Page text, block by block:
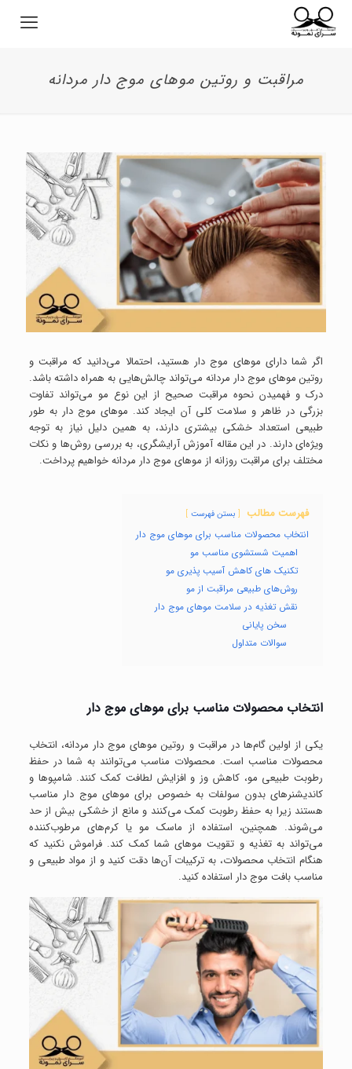
مراقبت و روتین موهای موج دار مردانه
اگر شما دارای موهای موج دار هستید، احتمالا می‌دانید که مراقبت و
روتین موهای موج دار مردانه می‌تواند چالش‌هایی به همراه داشته باشد.
درک و فهمیدن نحوه مراقبت صحیح از این نوع مو می‌تواند تفاوت
بزرگی در ظاهر و سلامت کلی آن ایجاد کند. موهای موج دار به طور
طبیعی استعداد خشکی بیشتری دارند، به همین دلیل نیاز به توجه
ویژه‌ای دارند. در این مقاله آموزش آرایشگری، به بررسی روش‌ها و نکات
مختلف برای مراقبت روزانه از موهای موج دار مردانه خواهیم پرداخت.
فهرست مطالب بستن فهرست
انتخاب محصولات مناسب برای موهای موج دار
اهمیت شستشوی مناسب مو
تکنیک‌ های کاهش آسیب‌ پذیری مو
روش‌های طبیعی مراقبت از مو
نقش تغذیه در سلامت موهای موج دار
سخن پایانی
سوالات متداول
انتخاب محصولات مناسب برای موهای موج دار
یکی از اولین گام‌ها در مراقبت و روتین موهای موج دار مردانه، انتخاب
محصولات مناسب است. محصولات مناسب می‌توانند به شما در حفظ
رطوبت طبیعی مو، کاهش وز و افزایش لطافت کمک کنند. شامپوها و
کاندیشنرهای بدون سولفات به خصوص برای موهای موج دار مناسب
هستند زیرا به حفظ رطوبت کمک می‌کنند و مانع از خشکی بیش از حد
می‌شوند. همچنین، استفاده از ماسک مو یا کرم‌های مرطوب‌کننده
می‌تواند به تغذیه و تقویت موهای شما کمک کند. فراموش نکنید که
هنگام انتخاب محصولات، به ترکیبات آن‌ها دقت کنید و از مواد طبیعی و
مناسب بافت موج دار استفاده کنید.